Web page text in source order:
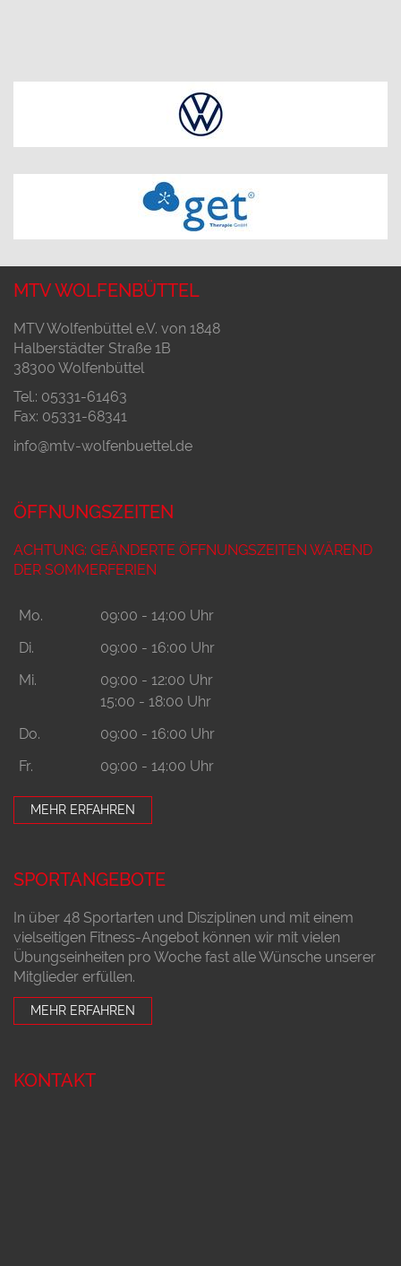
MTV WOLFENBÜTTEL
MTV Wolfenbüttel e.V. von 1848
Halberstädter Straße 1B
38300 Wolfenbüttel
Tel.: 05331-61463
Fax: 05331-68341
info@mtv-wolfenbuettel.de
ÖFFNUNGSZEITEN
ACHTUNG: GEÄNDERTE ÖFFNUNGSZEITEN WÄREND
DER SOMMERFERIEN
Mo.
09:00 - 14:00 Uhr
Di.
09:00 - 16:00 Uhr
Mi.
09:00 - 12:00 Uhr
15:00 - 18:00 Uhr
Do.
09:00 - 16:00 Uhr
Fr.
09:00 - 14:00 Uhr
MEHR ERFAHREN
SPORTANGEBOTE
In über 48 Sportarten und Disziplinen und mit einem
vielseitigen Fitness-Angebot können wir mit vielen
Übungseinheiten pro Woche fast alle Wünsche unserer
Mitglieder erfüllen.
MEHR ERFAHREN
KONTAKT